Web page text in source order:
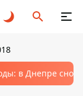
в Днепре